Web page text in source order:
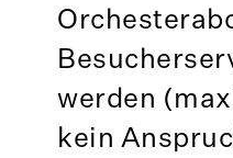
werden
kein